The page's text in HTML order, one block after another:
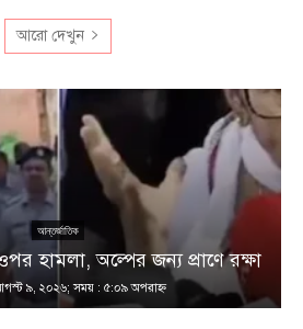
আরো দেখুন
আন্তর্জাতিক
হামলা, অল্পের জন্য প্রাণে রক্ষা
৯, ২০২৬; সময় : ৫:০৯ অপরাহ্ণ